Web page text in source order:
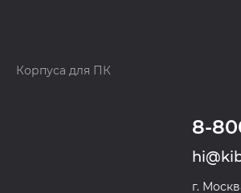
Корпуса для ПК
8-
г.